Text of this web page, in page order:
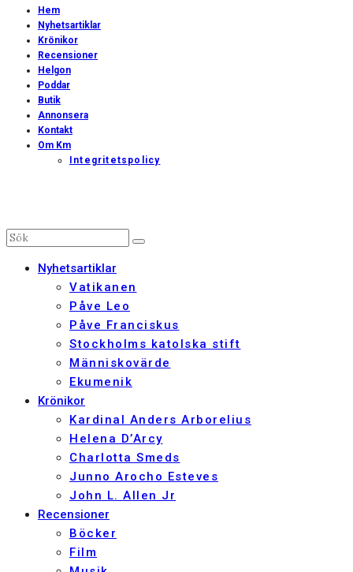
Hem
Nyhetsartiklar
Krönikor
Recensioner
Helgon
Poddar
Butik
Annonsera
Kontakt
Om Km
Integritetspolicy
Nyhetsartiklar
Vatikanen
Påve Leo
Påve Franciskus
Stockholms katolska stift
Människovärde
Ekumenik
Krönikor
Kardinal Anders Arborelius
Helena D’Arcy
Charlotta Smeds
Junno Arocho Esteves
John L. Allen Jr
Recensioner
Böcker
Film